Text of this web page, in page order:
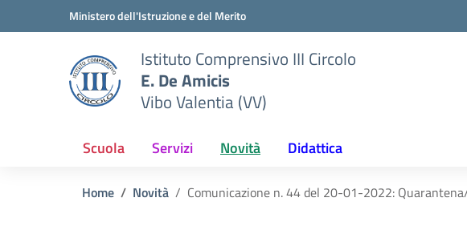
Vai ai contenuti
Vai al menu di navigazioneMinistero dell'Istruzione e del Merito
Istituto Comprensivo III Circolo
E. De Amicis
Vibo Valentia (VV)
Scuola Servizi Novità Didattica
Home Novità Comunicazione n. 44 del 20-01-2022: